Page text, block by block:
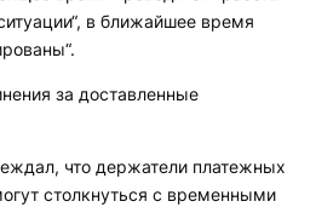
в ближайшее время
за доставленные
что держатели платежных
столкнуться с временными